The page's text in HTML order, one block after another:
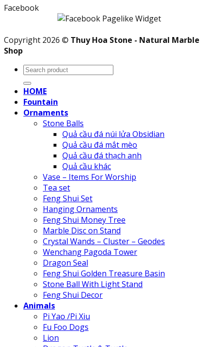
Facebook
Copyright 2026 © Thuy Hoa Stone - Natural Marble
Shop
Search
for:
HOME
Fountain
Ornaments
Stone Balls
Quả cầu đá núi lửa Obsidian
Quả cầu đá mắt mèo
Quả cầu đá thạch anh
Quả cầu khác
Vase – Items For Worship
Tea set
Feng Shui Set
Hanging Ornaments
Feng Shui Money Tree
Marble Disc on Stand
Crystal Wands – Cluster – Geodes
Wenchang Pagoda Tower
Dragon Seal
Feng Shui Golden Treasure Basin
Stone Ball With Light Stand
Feng Shui Decor
Animals
Pi Yao /Pi Xiu
Fu Foo Dogs
Lion